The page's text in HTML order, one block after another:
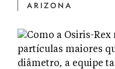
ARIZONA